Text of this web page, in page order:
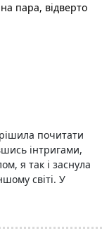
пара, відверто
почитати
інтригами,
я так і заснула
світі. У